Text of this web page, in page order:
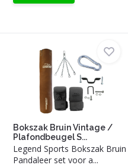
Bokszak Bruin Vintage /
Plafondbeugel S...
Legend Sports Bokszak Bruin
Pandaleer set voor a...